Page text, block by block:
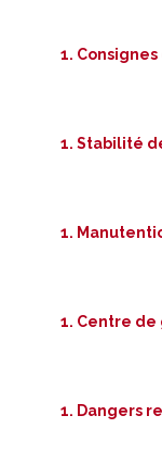
Stabilité
Centre de
Dangers